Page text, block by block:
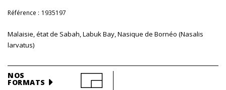
Référence : 1935197
Malaisie, état de Sabah, Labuk Bay, Nasique de Bornéo (Nasalis
larvatus)
NOS
FORMATS